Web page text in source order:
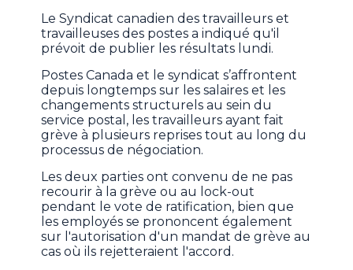
Le Syndicat canadien des travailleurs et
travailleuses des postes a indiqué qu'il
prévoit de publier les résultats lundi.
Postes Canada et le syndicat s’affrontent
depuis longtemps sur les salaires et les
changements structurels au sein du
service postal, les travailleurs ayant fait
grève à plusieurs reprises tout au long du
processus de négociation.
Les deux parties ont convenu de ne pas
recourir à la grève ou au lock-out
pendant le vote de ratification, bien que
les employés se prononcent également
sur l'autorisation d'un mandat de grève au
cas où ils rejetteraient l'accord.